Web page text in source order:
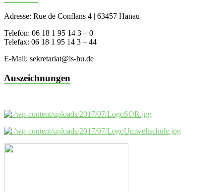
Adresse: Rue de Conflans 4 | 63457 Hanau
Telefon: 06 18 1 95 14 3 – 0
Telefax: 06 18 1 95 14 3 – 44
E-Mail: sekretariat@ls-hu.de
Auszeichnungen